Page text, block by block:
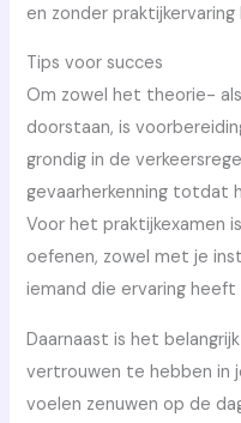
en zonder
Tips voor succes
Om zowel het theorie-
doorstaan, is
grondig in de
gevaarherkenning totdat
Voor het praktijkexamen
oefenen, zowel met je
iemand die ervaring heeft
Daarnaast is het
vertrouwen te hebben in
voelen zenuwen op de